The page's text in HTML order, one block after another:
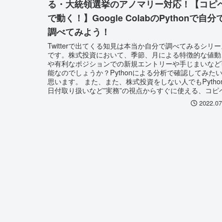
る・大統領選挙のアノマリー対応！【コピ
で動く！】Google ColabのPythonで自分
調べてみよう！
Twitterで出てくる知見は本当か自分で調べてみるシリ
です。株式投資において、季節、月による特徴的な値動
や有利なポジションでの新規エントリーや手じまいな
能なのでしょうか？Pythonによる分析で確認してみた
思います。 また、また、株式投資をしない人でも
日付取り扱いなど”実務”の視点からすぐに使える、コピ